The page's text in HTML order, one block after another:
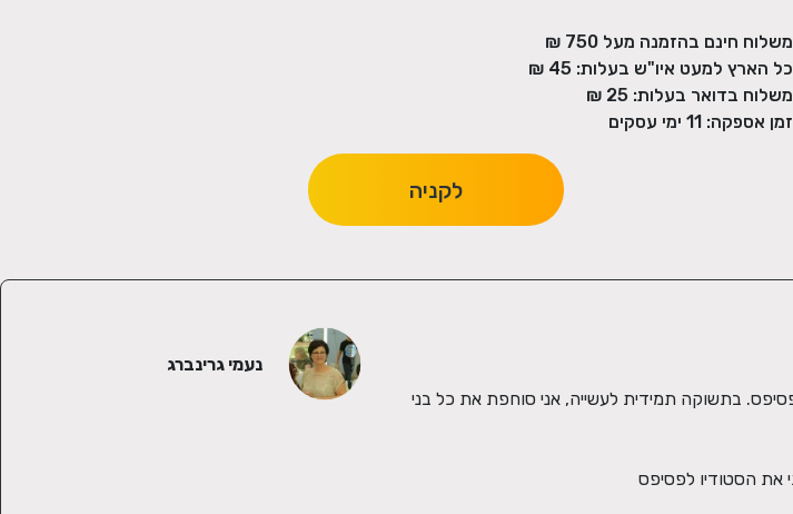
משלוח חינם בהזמנה מעל 750
₪
כל הארץ למעט איו"ש בעלות:
משלוח בדואר בעלות:
זמן אספקה: 11 ימי עסקים
לקניה
נעמי גרינברג